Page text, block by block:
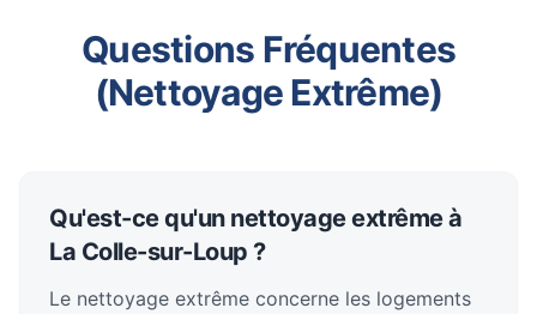
Questions Fréquentes
(Nettoyage Extrême)
Qu'est-ce qu'un nettoyage extrême à
La Colle-sur-Loup ?
Le nettoyage extrême concerne les logements